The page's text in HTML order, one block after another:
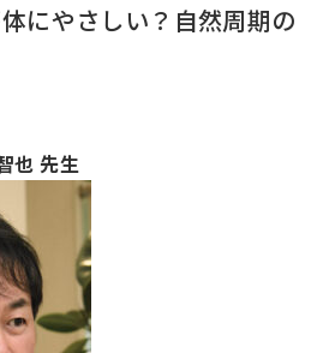
にやさしい？自然周期の
也 先生